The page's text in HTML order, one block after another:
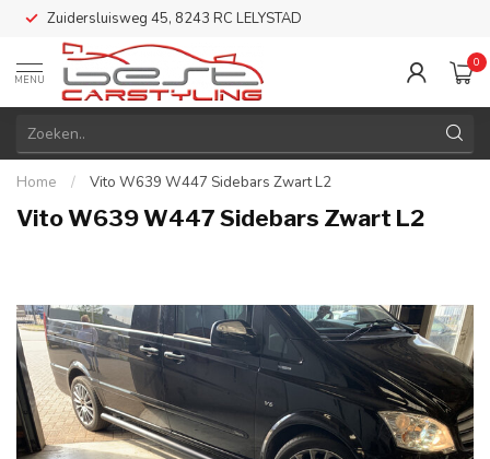
Zuidersluisweg 45, 8243 RC LELYSTAD
MENU
0
Home / Vito W639 W447 Sidebars Zwart L2
Vito W639 W447 Sidebars Zwart L2